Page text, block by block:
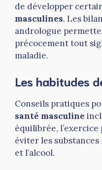
de développer
masculines. Les
andrologue
précocement tout
maladie.
Les habitudes
Conseils pratiques
santé masculine
équilibrée,
éviter les
et l’alcool.